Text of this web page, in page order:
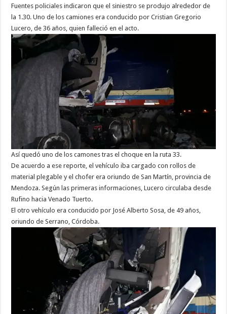
Fuentes policiales indicaron que el siniestro se produjo alrededor de
la 1.30. Uno de los camiones era conducido por Cristian Gregorio
Lucero, de 36 años, quien falleció en el acto.
Así quedó uno de los camones tras el choque en la ruta 33.
De acuerdo a ese reporte, el vehículo iba cargado con rollos de
material plegable y el chofer era oriundo de San Martín, provincia de
Mendoza. Según las primeras informaciones, Lucero circulaba desde
Rufino hacia Venado Tuerto.
El otro vehículo era conducido por José Alberto Sosa, de 49 años,
oriundo de Serrano, Córdoba.